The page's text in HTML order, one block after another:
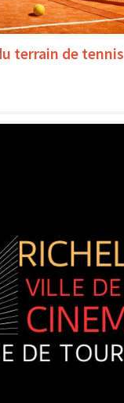
terrain de tennis